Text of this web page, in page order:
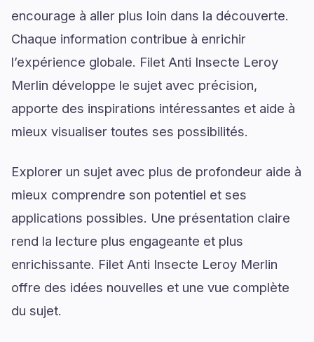
encourage à aller plus loin dans la découverte.
Chaque information contribue à enrichir
l’expérience globale. Filet Anti Insecte Leroy
Merlin développe le sujet avec précision,
apporte des inspirations intéressantes et aide à
mieux visualiser toutes ses possibilités.
Explorer un sujet avec plus de profondeur aide à
mieux comprendre son potentiel et ses
applications possibles. Une présentation claire
rend la lecture plus engageante et plus
enrichissante. Filet Anti Insecte Leroy Merlin
offre des idées nouvelles et une vue complète
du sujet.